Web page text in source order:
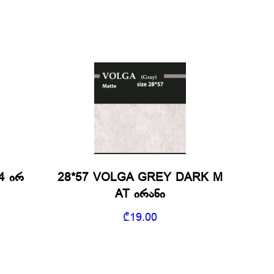
ირ
28*57 VOLGA GREY DARK M
AT ირანი
₾19.00